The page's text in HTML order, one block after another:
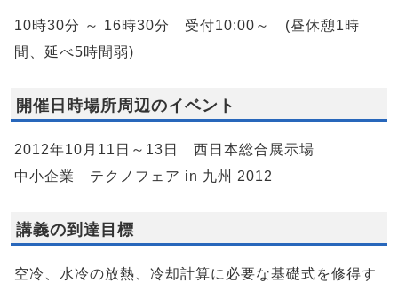
10時30分 ～ 16時30分 受付10:00～ (昼休憩1時
間、延べ5時間弱)
開催日時場所周辺のイベント
2012年10月11日～13日 西日本総合展示場
中小企業 テクノフェア in 九州 2012
講義の到達目標
空冷、水冷の放熱、冷却計算に必要な基礎式を修得す